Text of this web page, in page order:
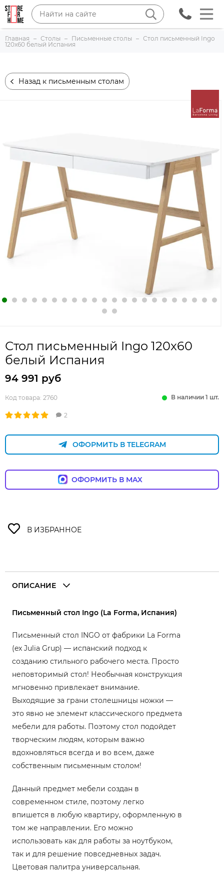
Главная Столы Письменные столы
Стол письменный Ingo
120x60 белый Испания
Назад к письменным столам
Стол письменный Ingo 120x60
белый Испания
94 991 руб
Код товара: 2760 В наличии 1 шт.
2
ОФОРМИТЬ В TELEGRAM
ОФОРМИТЬ В MAX
ОПИСАНИЕ
Письменный стол Ingo (La Forma, Испания)
Письменный стол INGO от фабрики La Forma
(ex Julia Grup) — испанский подход к
созданию стильного рабочего места. Просто
неповторимый стол! Необычная конструкция
мгновенно привлекает внимание.
Выходящие за грани столешницы ножки —
это явно не элемент классического предмета
мебели для работы. Поэтому стол подойдет
творческим людям, которым важно
вдохновляться всегда и во всем, даже
собственным письменным столом!
Данный предмет мебели создан в
современном стиле, поэтому легко
впишется в любую квартиру, оформленную в
том же направлении. Его можно
использовать как для работы за ноутбуком,
так и для решение повседневных задач.
Цветовая палитра универсальная.